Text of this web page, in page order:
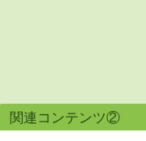
関連コンテンツ②